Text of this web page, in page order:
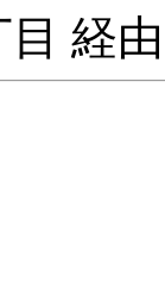
経由